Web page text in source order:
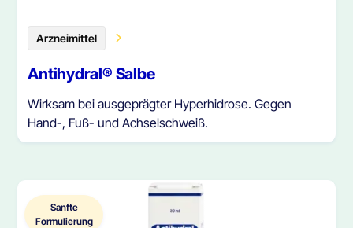
Arzneimittel
Antihydral® Salbe
Wirksam bei ausgeprägter Hyperhidrose. Gegen
Hand-, Fuß- und Achselschweiß.
Sanfte
Formulierung